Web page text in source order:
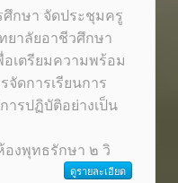
กษา จัดประชุมครู
ยาลัยอาชีวศึกษา
อเตรียมความพร้อม
จัดการเรียนการ
ารปฏิบัติอย่างเป็น
งพุทธรักษา ๒ วิ
ดูรายละเอียด